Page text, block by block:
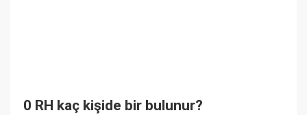
0 RH kaç kişide bir bulunur?